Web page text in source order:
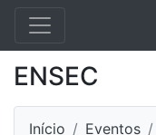
ENSEC
Início Eventos